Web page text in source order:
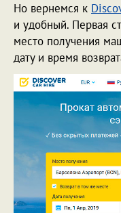
Но вернемся к
и удобный. Первая
место получения
дату и время